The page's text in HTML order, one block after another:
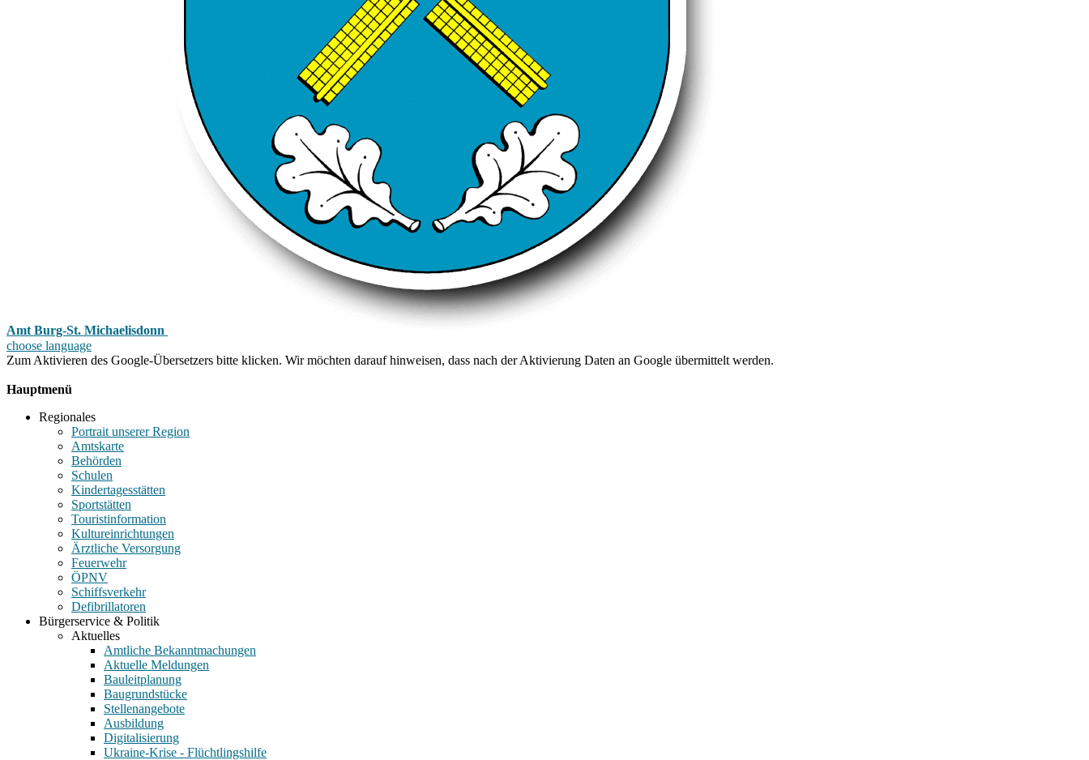
Amt Burg-St. Michaelisdonn
choose language
Zum Aktivieren des Google-Übersetzers bitte klicken. Wir möchten darauf hinweisen, dass nach der Aktivierung Daten an Google übermittelt werden.
Hauptmenü
Regionales
Portrait unserer Region
Amtskarte
Behörden
Schulen
Kindertagesstätten
Sportstätten
Touristinformation
Kultureinrichtungen
Ärztliche Versorgung
Feuerwehr
ÖPNV
Schiffsverkehr
Defibrillatoren
Bürgerservice & Politik
Aktuelles
Amtliche Bekanntmachungen
Aktuelle Meldungen
Bauleitplanung
Baugrundstücke
Stellenangebote
Ausbildung
Digitalisierung
Ukraine-Krise - Flüchtlingshilfe